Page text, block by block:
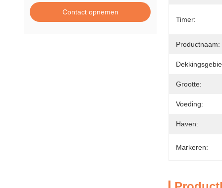
Contact opnemen
Timer:
Productnaam:
Grootte:
Voeding:
Haven:
Markeren: